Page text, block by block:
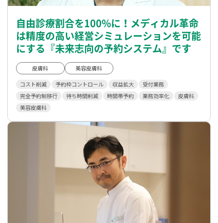
自由診療割合を100%に！メディカル革命
は精度の高い経営シミュレーションを可能
にする『未来志向の予約システム』です
皮膚科 美容皮膚科
コスト削減 予約枠コントロール 収益拡大
受付業務
完全予約制移行
待ち時間削減 時間帯予約 業務効率化
皮膚科
美容皮膚科